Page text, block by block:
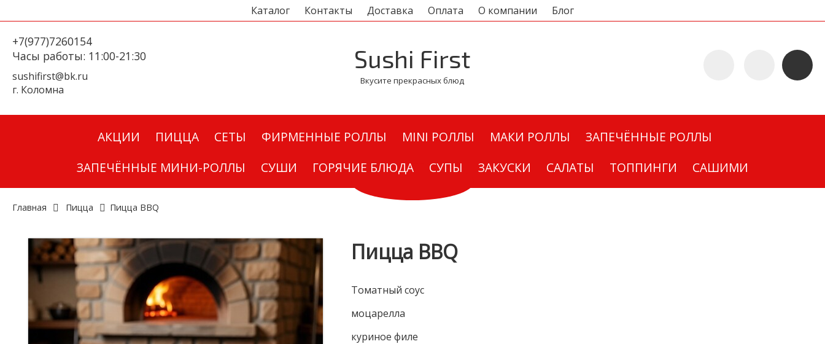
Каталог Контакты Доставка Оплата О компании Блог
+7(977)7260154
Часы работы: 11:00-21:30
sushifirst@bk.ru
г. Коломна
Sushi First
Вкусите прекрасных блюд
АКЦИИ ПИЦЦА СЕТЫ ФИРМЕННЫЕ РОЛЛЫ MINI РОЛЛЫ МАКИ РОЛЛЫ
ЗАПЕЧЁННЫЕ РОЛЛЫ
ЗАПЕЧЁННЫЕ МИНИ-РОЛЛЫ
СУШИ ГОРЯЧИЕ БЛЮДА СУПЫ ЗАКУСКИ САЛАТЫ ТОППИНГИ САШИМИ
Главная Пицца Пицца BBQ
Пицца BBQ
Томатный соус
моцарелла
куриное филе